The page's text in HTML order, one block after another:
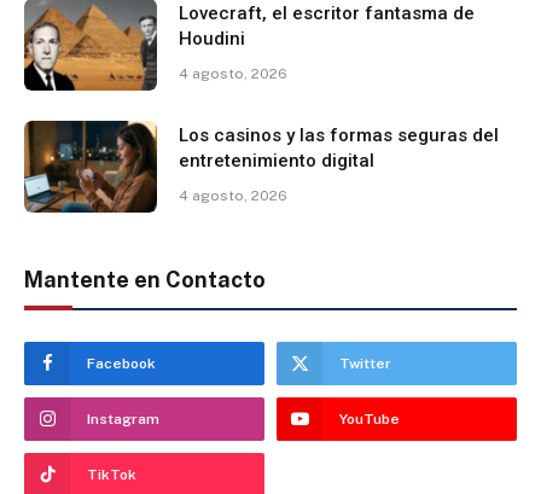
Lovecraft, el escritor fantasma de
Houdini
4 agosto, 2026
Los casinos y las formas seguras del
entretenimiento digital
4 agosto, 2026
Mantente en Contacto
Facebook Twitter
Instagram YouTube
TikTok